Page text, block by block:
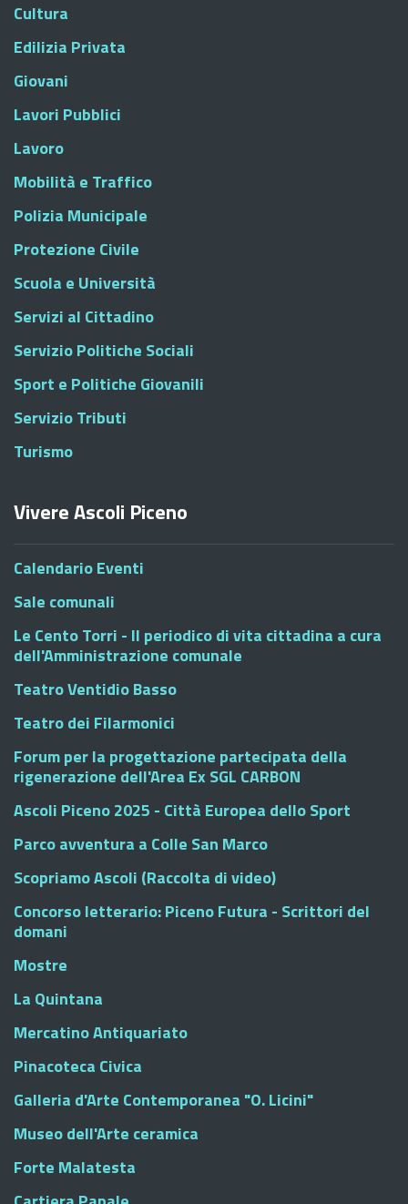
Cultura
Edilizia Privata
Giovani
Lavori Pubblici
Lavoro
Mobilità e Traffico
Polizia Municipale
Protezione Civile
Scuola e Università
Servizi al Cittadino
Servizio Politiche Sociali
Sport e Politiche Giovanili
Servizio Tributi
Turismo
Vivere Ascoli Piceno
Calendario Eventi
Sale comunali
Le Cento Torri - Il periodico di vita cittadina a cura
dell'Amministrazione comunale
Teatro Ventidio Basso
Teatro dei Filarmonici
Forum per la progettazione partecipata della
rigenerazione dell'Area Ex SGL CARBON
Ascoli Piceno 2025 - Città Europea dello Sport
Parco avventura a Colle San Marco
Scopriamo Ascoli (Raccolta di video)
Concorso letterario: Piceno Futura - Scrittori del
domani
Mostre
La Quintana
Mercatino Antiquariato
Pinacoteca Civica
Galleria d'Arte Contemporanea "O. Licini"
Museo dell'Arte ceramica
Forte Malatesta